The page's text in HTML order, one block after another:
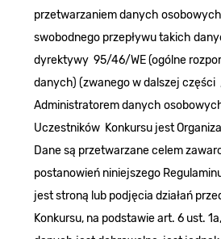
przetwarzaniem danych
swobodnego przepływu takich
dyrektywy 95/46/WE (ogólne
danych) (zwanego w dalszej części
Administratorem danych
Uczestników Konkursu jest
Dane są przetwarzane celem
postanowień niniejszego
jest stroną lub podjęcia działań
Konkursu, na podstawie art. 6 ust.